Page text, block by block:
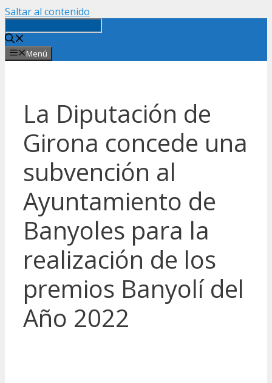
Saltar al contenido
Menú
La Diputación de
Girona concede una
subvención al
Ayuntamiento de
Banyoles para la
realización de los
premios Banyolí del
Año 2022